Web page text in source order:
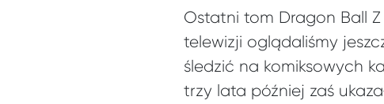
Ostatni tom Dragon Ball Z
telewizji oglądaliśmy
śledzić na komiksowych
trzy lata później zaś